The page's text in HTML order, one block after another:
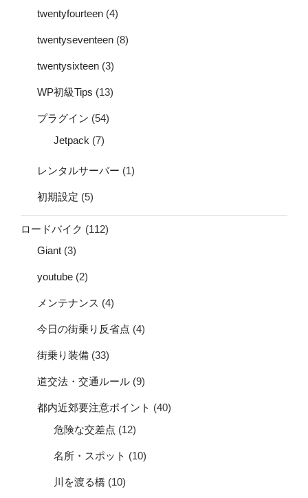
twentyfourteen (4)
twentyseventeen (8)
twentysixteen (3)
WP初級Tips (13)
プラグイン (54)
Jetpack (7)
レンタルサーバー (1)
初期設定 (5)
ロードバイク (112)
Giant (3)
youtube (2)
メンテナンス (4)
今日の街乗り反省点 (4)
街乗り装備 (33)
道交法・交通ルール (9)
都内近郊要注意ポイント (40)
危険な交差点 (12)
名所・スポット (10)
川を渡る橋 (10)